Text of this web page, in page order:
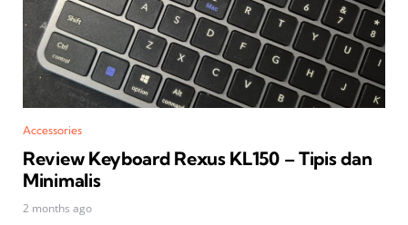
Accessories
Review Keyboard Rexus KL150 – Tipis dan
Minimalis
2 months ago